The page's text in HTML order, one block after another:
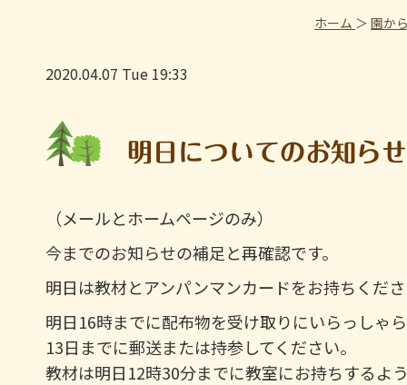
ホーム ＞ 園か
2020.04.07 Tue 19:33
明日についてのお知ら
（メールとホームページのみ）
今までのお知らせの補足と再確認です。
明日は教材とアンパンマンカードをお持ちくだ
明日16時までに配布物を受け取りにいらっしゃ
13日までに郵送または持参してください。
教材は明日12時30分までに教室にお持ちするよ